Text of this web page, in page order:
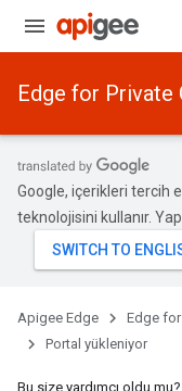
Edge for Private
Google, içerikleri tercih
teknolojisini kullanır.
Apigee Edge Edge for
Portal yükleniyor
Bu size yardımcı oldu mu?